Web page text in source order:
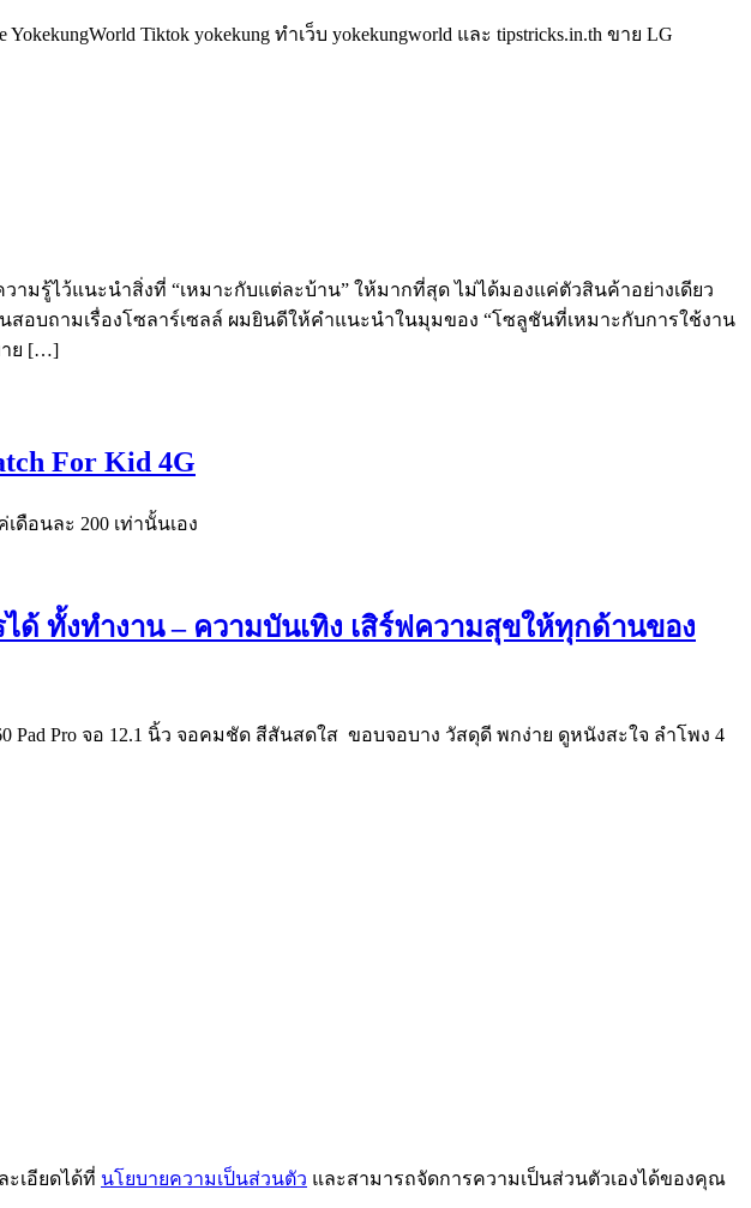
Tiktok yokekung ทำเว็บ yokekungworld และ tipstricks.in.th ขาย LG
มรู้ไว้แนะนำสิ่งที่ “เหมาะกับแต่ละบ้าน” ให้มากที่สุด ไม่ได้มองแค่ตัวสินค้าอย่างเดียว
สอบถามเรื่องโซลาร์เซลล์ ผมยินดีให้คำแนะนำในมุมของ “โซลูชันที่เหมาะกับการใช้งาน
าย […]
For Kid 4G
ดือนละ 200 เท่านั้นเอง
ได้ ทั้งทำงาน – ความบันเทิง เสิร์ฟความสุขให้ทุกด้านของ
Pro จอ 12.1 นิ้ว จอคมชัด สีสันสดใส ขอบจอบาง วัสดุดี พกง่าย ดูหนังสะใจ ลำโพง 4
เอียดได้ที่ นโยบายความเป็นส่วนตัว และสามารถจัดการความเป็นส่วนตัวเองได้ของคุณ